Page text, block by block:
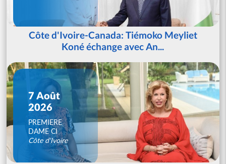
Côte d'Ivoire-Canada: Tiémoko Meyliet
Koné échange avec An...
7 Août
2026
PREMIERE
DAME CI
Côte d'Ivoire